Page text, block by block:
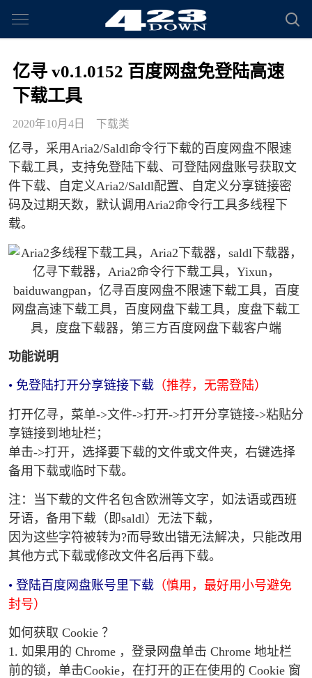
亿寻 v0.1.0152 百度网盘免登陆高速
下载工具
2020年10月4日 下载类
亿寻，采用Aria2/Saldl命令行下载的百度网盘不限速
下载工具，支持免登陆下载、可登陆网盘账号获取文
件下载、自定义Aria2/Saldl配置、自定义分享链接密
码及过期天数，默认调用Aria2命令行工具多线程下
载。
功能说明
• 免登陆打开分享链接下载 （推荐，无需登陆）
打开亿寻，菜单->文件->打开->打开分享链接->粘贴分
享链接到地址栏；
单击->打开，选择要下载的文件或文件夹，右键选择
备用下载或临时下载。
注：当下载的文件名包含欧洲等文字，如法语或西班
牙语，备用下载（即saldl）无法下载，
因为这些字符被转为?而导致出错无法解决，只能改用
其他方式下载或修改文件名后再下载。
• 登陆百度网盘账号里下载 （慎用，最好用小号避免
封号）
如何获取 Cookie ？
1. 如果用的 Chrome ，登录网盘单击 Chrome 地址栏
前的锁，单击Cookie，在打开的正在使用的 Cookie 窗